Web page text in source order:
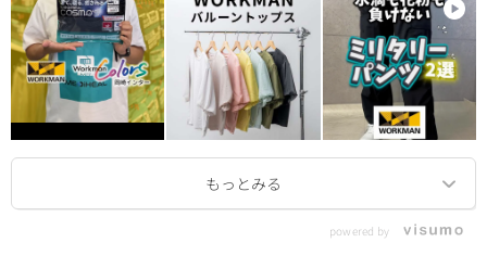
powered by